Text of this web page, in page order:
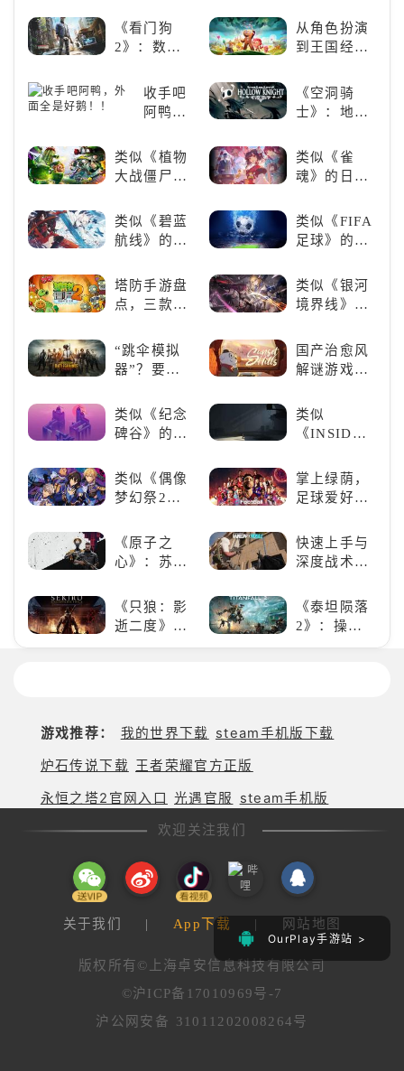
OurPlay手游站 >
神》
荐！快来养
赛博宠物
《看门狗
2》：数字
狂欢
从角色扮演
到王国经
游为何能俘
获玩家心？
收手吧
阿鸭，
是好
鹅！！
《空洞骑
士》：地下
探索与极致
冒险
类似《植物
大战僵尸》
游戏，休闲
娱乐尽在手
类似《雀
魂》的日系
好看的ACG
看板娘们等
类似《碧蓝
航线》的养
养成你的梦
想！
类似《FIFA
足球》的足
荐！快来赢
得世界冠军
塔防手游盘
点，三款不
防佳作
类似《银河
境界线》的
类手游推
荐：极致策
略，无限可
“跳伞模拟
器”？要
“刚”？
国产治愈风
解谜游戏
丘》
类似《纪念
碑谷》的解
荐：体验沉
浸式解谜，
类似
《INSIDE》
戏！快动起
你的小脑筋
类似《偶像
梦幻祭2》
游推荐：完
美还原偶像
像团
掌上绿荫，
足球爱好者
况足球》
《原子之
心》：苏联
游戏盛宴与
瑕疵
快速上手与
深度战术兼
六号M》是
否值得入
《只狼：影
逝二度》：
一场惊心动
《泰坦陨落
2》：操控
泰坦，主宰
游戏推荐： 我的世界下载 steam手机版下载
炉石传说下载 王者荣耀官方正版
永恒之塔2官网入口 光遇官服
steam手机版
欢迎关注我们
关于我们 | App下载 | 网站地图
版权所有©上海卓安信息科技有限公司
©沪ICP备17010969号-7
沪公网安备 31011202008264号